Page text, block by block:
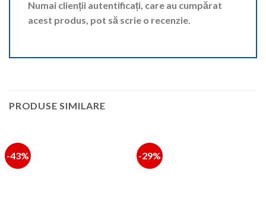
Numai clienții autentificați, care au cumpărat
acest produs, pot să scrie o recenzie.
PRODUSE SIMILARE
-43% -29%